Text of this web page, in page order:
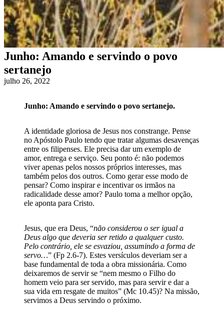
Junho: Amando e servindo o povo
sertanejo
julho 26, 2022
Junho: Amando e servindo o povo sertanejo.
A identidade gloriosa de Jesus nos constrange. Pense
no Apóstolo Paulo tendo que tratar algumas desavenças
entre os filipenses. Ele precisa dar um exemplo de
amor, entrega e serviço. Seu ponto é: não podemos
viver apenas pelos nossos próprios interesses, mas
também pelos dos outros. Como gerar esse modo de
pensar? Como inspirar e incentivar os irmãos na
radicalidade desse amor? Paulo toma a melhor opção,
ele aponta para Cristo.
Jesus, que era Deus, “não considerou o ser igual a
Deus algo que deveria ser retido a qualquer custo.
Pelo contrário, ele se esvaziou, assumindo a forma de
servo…” (Fp 2.6-7). Estes versículos deveriam ser a
base fundamental de toda a obra missionária. Como
deixaremos de servir se “nem mesmo o Filho do
homem veio para ser servido, mas para servir e dar a
sua vida em resgate de muitos” (Mc 10.45)? Na missão,
servimos a Deus servindo o próximo.